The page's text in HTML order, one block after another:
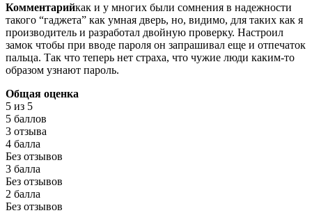
Комментарийкак и у многих были сомнения в надежности
такого “гаджета” как умная дверь, но, видимо, для таких как я
производитель и разработал двойную проверку. Настроил
замок чтобы при вводе пароля он запрашивал еще и отпечаток
пальца. Так что теперь нет страха, что чужие люди каким-то
образом узнают пароль.
Общая оценка
5 из 5
5 баллов
3 отзыва
4 балла
Без отзывов
3 балла
Без отзывов
2 балла
Без отзывов